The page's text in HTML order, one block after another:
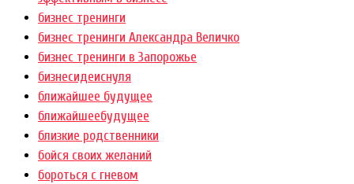
бизнес тренинги
бизнес тренинги Александра Величко
бизнес тренинги в Запорожье
бизнесидеиснуля
ближайшее будущее
ближайшеебудущее
близкие родственники
бойся своих желаний
бороться с гневом